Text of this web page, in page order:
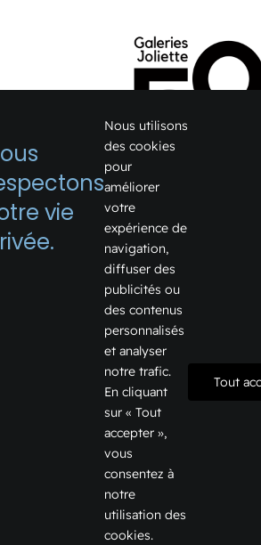
1075, boulevard
Joliette, Québec J6E
Voir sur Google Map →
Téléphone:
Courriel:
Informations
Info location
vie
Nous utilisons
des cookies
pour
améliorer
votre
expérience de
navigation,
diffuser des
publicités ou
des contenus
personnalisés
et analyser
notre trafic.
En cliquant
sur « Tout
accepter »,
vous
consentez à
notre
utilisation des
cookies.
Tout